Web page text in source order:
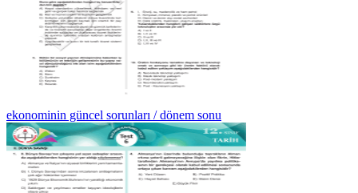
ekonominin güncel sorunları / dönem sonu